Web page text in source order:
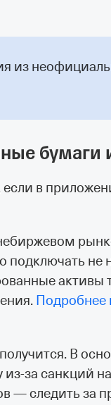
из
в
не
активы
Подробнее
В
санкций
— следить за